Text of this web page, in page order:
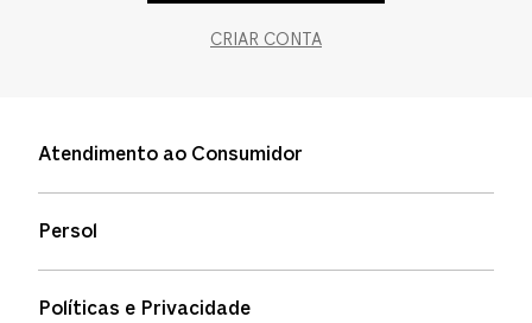
CRIAR CONTA
Atendimento ao Consumidor
Status de pedidos
Persol
Políticas e Privacidade